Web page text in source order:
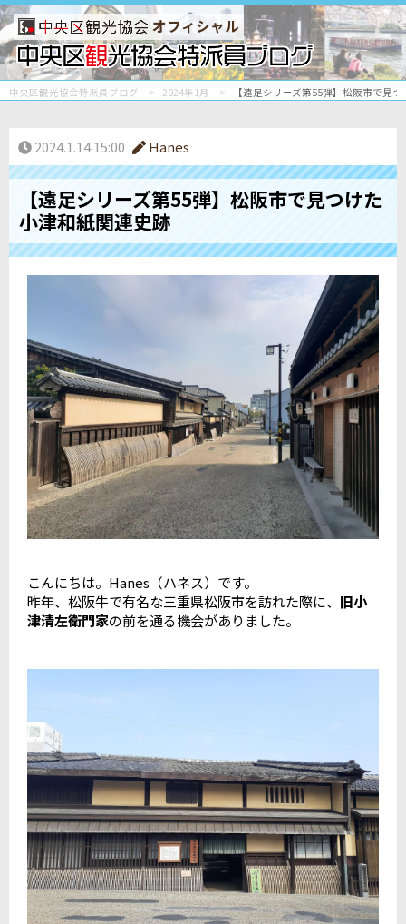
オフィシャル
中央区観光協会特派員ブログ 2024年1月 【遠足シリーズ第55弾】松阪市で見
2024.1.14 15:00 Hanes
【遠足シリーズ第55弾】松阪市で見つけた
小津和紙関連史跡
こんにちは。Hanes（ハネス）です。
昨年、松阪牛で有名な三重県松阪市を訪れた際に、 旧小
津清左衛門家の前を通る機会がありました。